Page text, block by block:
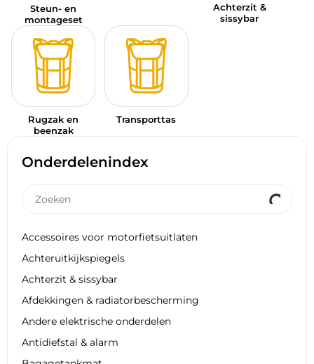
Onderdelenindex
Accessoires voor motorfietsuitlaten
Achteruitkijkspiegels
Achterzit & sissybar
Afdekkingen & radiatorbescherming
Andere elektrische onderdelen
Antidiefstal & alarm
Steun- en
montageset
Achterzit &
sissybar
Rugzak en
beenzak
Transporttas